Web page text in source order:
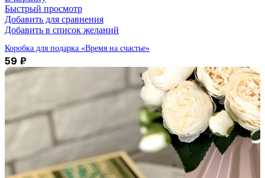
Быстрый просмотр
Добавить для сравнения
Добавить в список желаний
Коробка для подарка «Время на счастье»
59 ₽